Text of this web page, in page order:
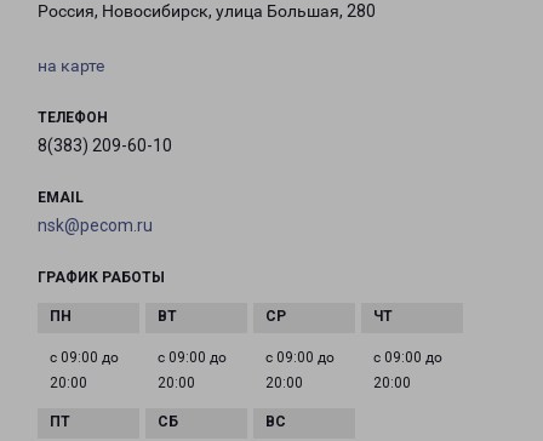
Россия, Новосибирск, улица Большая, 280
на карте
ТЕЛЕФОН
8(383) 209-60-10
EMAIL
nsk@pecom.ru
ГРАФИК РАБОТЫ
с 09:00 до
20:00
с 09:00 до
20:00
с 09:00 до
20:00
с 09:00 до
20:00